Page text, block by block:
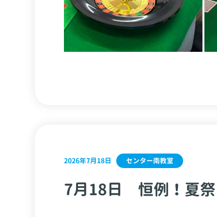
2026年7月18日 センター南教室
7月18日 恒例！夏